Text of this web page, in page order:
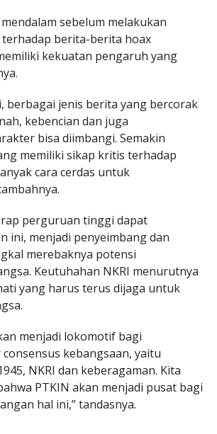
sebelum melakukan
berita-berita hoax
kekuatan pengaruh yang
berbagai jenis berita yang bercorak
kebencian dan juga
bisa diimbangi. Semakin
memiliki sikap kritis terhadap
cara cerdas untuk
perguruan tinggi dapat
ini, menjadi penyeimbang dan
merebaknya potensi
Keutuhahan NKRI menurutnya
yang harus terus dijaga untuk
menjadi lokomotif bagi
kebangsaan, yaitu
NKRI dan keberagaman. Kita
PTKIN akan menjadi pusat bagi
hal ini,” tandasnya.